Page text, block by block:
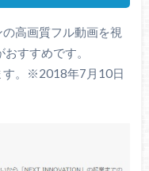
高画質フル動画を視
おすすめです。
す。※2018年7月10日